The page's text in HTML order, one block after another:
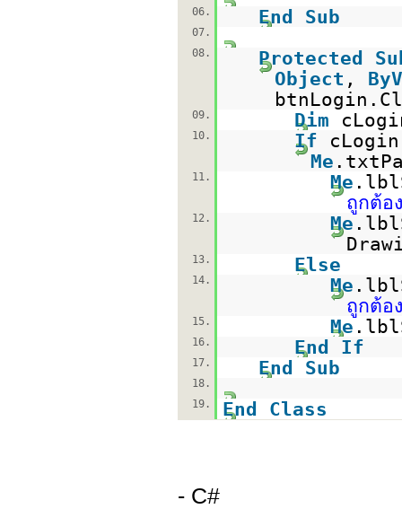
06.
End Sub
07.
08.
Protected
Object ,
09. Dim
10. If
Me
11. Me
ถูกต้อ
12. Me
13. Else
14. Me
ถูกต้อ
15. Me
16. End If
17. End Sub
18.
19.
End Class
- C#